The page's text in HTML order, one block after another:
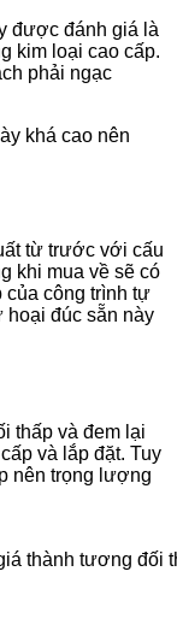
được đánh giá là
kim loại cao cấp.
phải ngạc
khá cao nên
từ trước với cấu
khi mua về sẽ có
của công trình tự
hoại đúc sẵn này
thấp và đem lại
và lắp đặt. Tuy
nên trọng lượng
thành tương đối